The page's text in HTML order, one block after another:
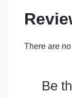
There are
Be